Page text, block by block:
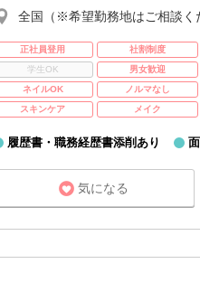
全国（※希望勤務地はご相談く
正社員登用 社割制度
学生OK
男女歓迎
ネイルOK
ノルマなし
スキンケア
メイク
履歴書・職務経歴書添削あり
気になる